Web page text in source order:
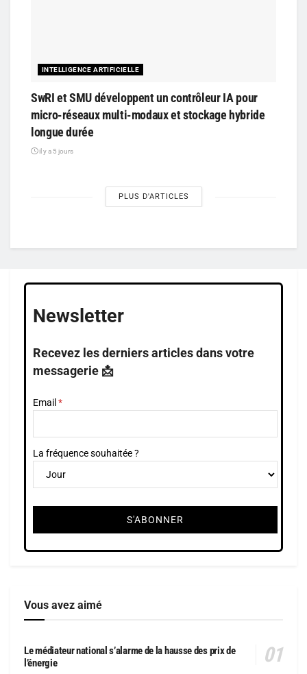
INTELLIGENCE ARTIFICIELLE
SwRI et SMU développent un contrôleur IA pour
micro-réseaux multi-modaux et stockage hybride
longue durée
il y a 5 jours
PLUS D'ARTICLES
Newsletter
Recevez les derniers articles dans votre
messagerie 📩
Email
La fréquence souhaitée ?
Vous avez aimé
Le médiateur national s’alarme de la hausse des prix de
l’énergie